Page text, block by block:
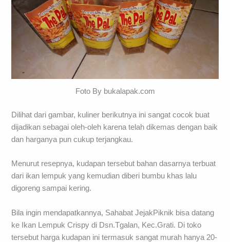
Foto By bukalapak.com
Dilihat dari gambar, kuliner berikutnya ini sangat cocok buat
dijadikan sebagai oleh-oleh karena telah dikemas dengan baik
dan harganya pun cukup terjangkau.
Menurut resepnya, kudapan tersebut bahan dasarnya terbuat
dari ikan lempuk yang kemudian diberi bumbu khas lalu
digoreng sampai kering.
Bila ingin mendapatkannya, Sahabat JejakPiknik bisa datang
ke Ikan Lempuk Crispy di Dsn.Tgalan, Kec.Grati. Di toko
tersebut harga kudapan ini termasuk sangat murah hanya 20-